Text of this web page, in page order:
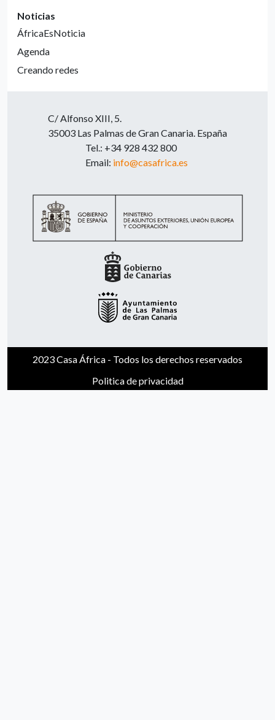
Noticias
ÁfricaEsNoticia
Agenda
Creando redes
C/ Alfonso XIII, 5.
35003 Las Palmas de Gran Canaria. España
Tel.: +34 928 432 800
Email: info@casafrica.es
2023 Casa África - Todos los derechos reservados
Politica de privacidad